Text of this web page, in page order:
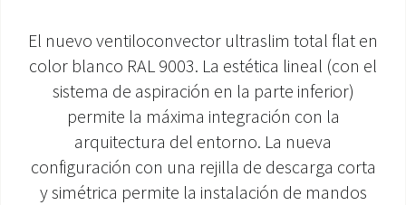
ÁREA DE DESCARGA
El nuevo ventiloconvector ultraslim total flat en
color blanco RAL 9003. La estética lineal (con el
sistema de aspiración en la parte inferior)
permite la máxima integración con la
arquitectura del entorno. La nueva
configuración con una rejilla de descarga corta
y simétrica permite la instalación de mandos